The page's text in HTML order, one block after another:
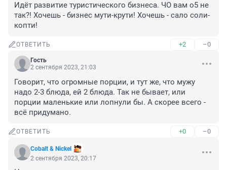
Идёт развитие туристического бизнеса. ЧО вам о5 не
так?! Хочешь - бизнес мути-крути! Хочешь - сало соли-
копти!
ОТВЕТИТЬ +2 –0
Гость
2 сентября 2023, 21:03
Говорит, что огромные порции, и тут же, что мужу
надо 2-3 блюда, ей 2 блюда. Так не бывает, или
порции маленькие или лопнули бы. А скорее всего -
всё придумано.
ОТВЕТИТЬ +0 –0
Cobalt & Nickel
2 сентября 2023, 20:17